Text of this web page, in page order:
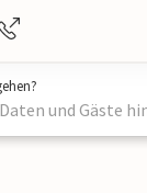
und Gäste